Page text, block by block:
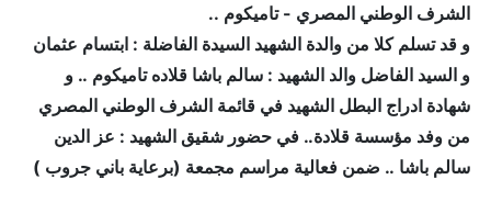
الشرف الوطني المصري - تاميكوم ..
و قد تسلم كلا من والدة الشهيد السيدة الفاضلة : ابتسام عثمان
و السيد الفاضل والد الشهيد : سالم باشا قلاده تاميكوم .. و
شهادة ادراج البطل الشهيد في قائمة الشرف الوطني المصري
من وفد مؤسسة قلادة.. في حضور شقيق الشهيد : عز الدين
سالم باشا .. ضمن فعالية مراسم مجمعة (برعاية باني جروب )